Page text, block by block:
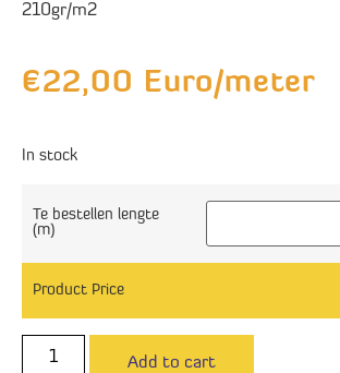
210gr/m2
€22,00 Euro/meter
In stock
Te bestellen lengte
(m)
Product Price
Add to cart